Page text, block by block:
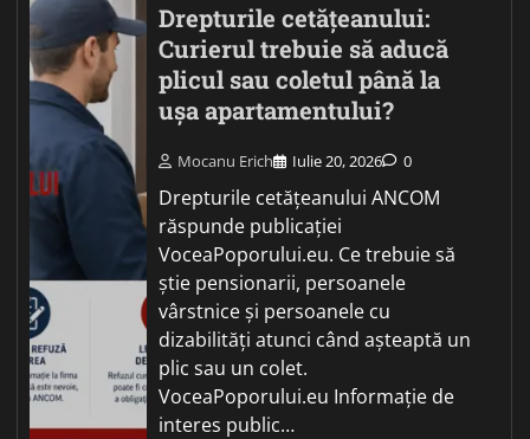
Drepturile cetățeanului:
Curierul trebuie să aducă
plicul sau coletul până la
ușa apartamentului?
Mocanu Erich Iulie 20, 2026 0
Drepturile cetățeanului ANCOM
răspunde publicației
VoceaPoporului.eu. Ce trebuie să
știe pensionarii, persoanele
vârstnice și persoanele cu
dizabilități atunci când așteaptă un
plic sau un colet.
VoceaPoporului.eu Informație de
interes public…